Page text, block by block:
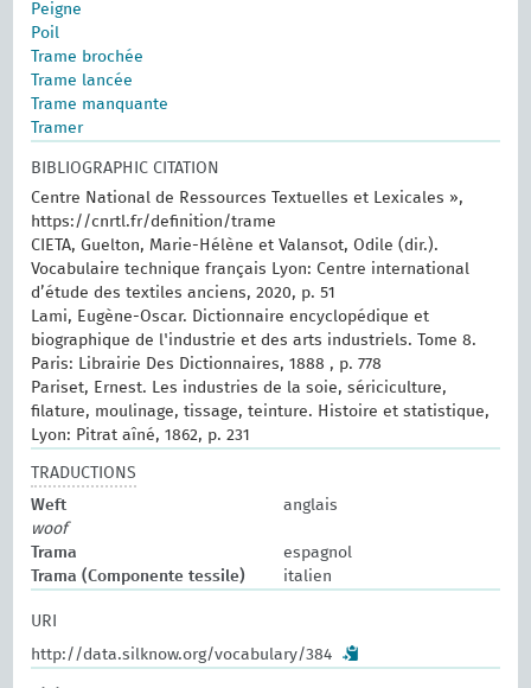
Peigne
Poil
Trame brochée
Trame lancée
Trame manquante
Tramer
BIBLIOGRAPHIC CITATION
Centre National de Ressources Textuelles et Lexicales »,
https://cnrtl.fr/definition/trame
CIETA, Guelton, Marie-Hélène et Valansot, Odile (dir.).
Vocabulaire technique français Lyon: Centre international
d’étude des textiles anciens, 2020, p. 51
Lami, Eugène-Oscar. Dictionnaire encyclopédique et
biographique de l'industrie et des arts industriels. Tome 8.
Paris: Librairie Des Dictionnaires, 1888 , p. 778
Pariset, Ernest. Les industries de la soie, sériciculture,
filature, moulinage, tissage, teinture. Histoire et statistique,
Lyon: Pitrat aîné, 1862, p. 231
TRADUCTIONS
Weft
anglais
woof
Trama
espagnol
Trama (Componente tessile)
italien
URI
http://data.silknow.org/vocabulary/384